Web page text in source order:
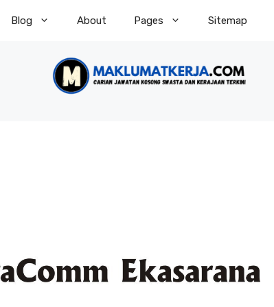
Blog About Pages Sitemap